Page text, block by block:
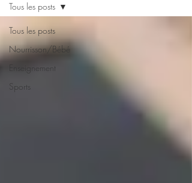
Tous les posts
Nourrisson/Bébé
Enseignement
Sports
Tous les posts